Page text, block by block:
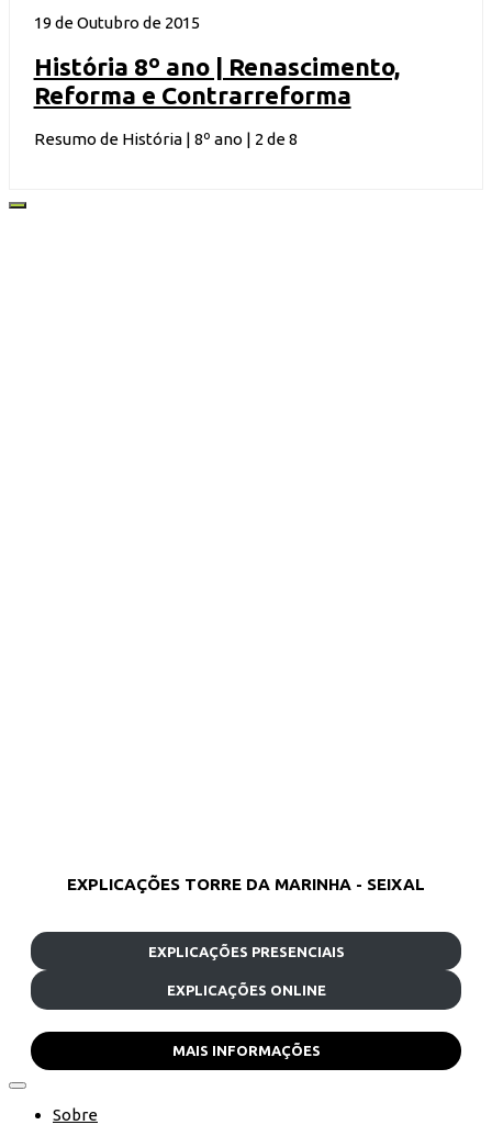
19 de Outubro de 2015
História 8º ano | Renascimento,
Reforma e Contrarreforma
Resumo de História | 8º ano | 2 de 8
EXPLICAÇÕES TORRE DA MARINHA - SEIXAL
EXPLICAÇÕES PRESENCIAIS
EXPLICAÇÕES ONLINE
MAIS INFORMAÇÕES
Sobre